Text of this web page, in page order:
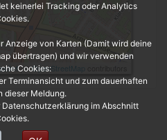
| ©OpenStreetMap
keinerlei Tracking oder Analytics
Anzeige von Karten (Damit wird deine
übertragen) und wir verwenden
Cookies:
Terminansicht und zum dauerhaften
dieser Meldung.
im Abschnitt